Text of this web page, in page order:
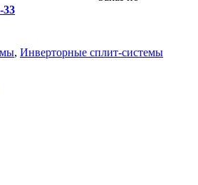
33
, Инверторные сплит-системы